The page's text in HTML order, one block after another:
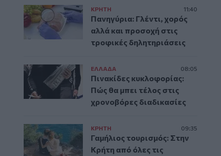
ΚΡΗΤΗ 11:40
Πανηγύρια: Γλέντι, χορός
αλλά και προσοχή στις
τροφικές δηλητηριάσεις
ΕΛΛAΔΑ 08:05
Πινακίδες κυκλοφορίας:
Πώς θα μπει τέλος στις
χρονοβόρες διαδικασίες
ΚΡΗΤΗ 09:35
Γαμήλιος τουρισμός: Στην
Κρήτη από όλες τις